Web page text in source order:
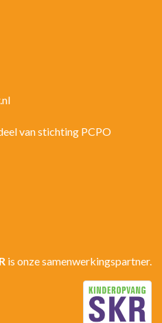
van stichting PCPO
is onze samenwerkingspartner.